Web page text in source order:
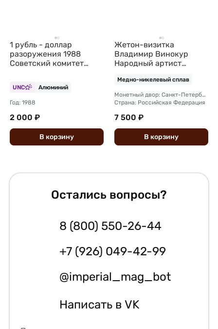
1 рубль - доллар
разоружения 1988
Советский комитет
UNC Алюминий
Год: 1988
2 000 ₽
В корзину
Жетон-визитка
Владимир Винокур
Народный артист
улыбку СПМД медно-
никель (495)
Медно-никелевый сплав
Монетный двор: Санкт-Петербургский
Страна: Российская Федерация
7 500 ₽
В корзину
Остались вопросы?
8 (800) 550-26-44
+7 (926) 049-42-99
@imperial_mag_bot
Написать в VK